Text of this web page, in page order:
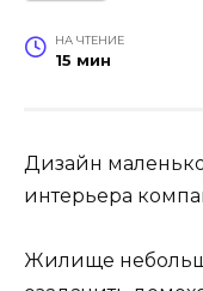
НА ЧТЕНИЕ
15 мин
Дизайн
интерьера
Жилище